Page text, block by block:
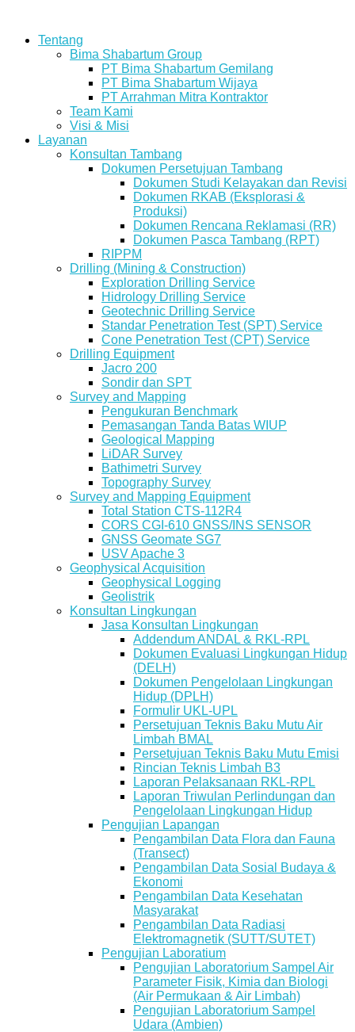
Tentang
Bima Shabartum Group
PT Bima Shabartum Gemilang
PT Bima Shabartum Wijaya
PT Arrahman Mitra Kontraktor
Team Kami
Visi & Misi
Layanan
Konsultan Tambang
Dokumen Persetujuan Tambang
Dokumen Studi Kelayakan dan Revisi
Dokumen RKAB (Eksplorasi &
Produksi)
Dokumen Rencana Reklamasi (RR)
Dokumen Pasca Tambang (RPT)
RIPPM
Drilling (Mining & Construction)
Exploration Drilling Service
Hidrology Drilling Service
Geotechnic Drilling Service
Standar Penetration Test (SPT) Service
Cone Penetration Test (CPT) Service
Drilling Equipment
Jacro 200
Sondir dan SPT
Survey and Mapping
Pengukuran Benchmark
Pemasangan Tanda Batas WIUP
Geological Mapping
LiDAR Survey
Bathimetri Survey
Topography Survey
Survey and Mapping Equipment
Total Station CTS-112R4
CORS CGI-610 GNSS/INS SENSOR
GNSS Geomate SG7
USV Apache 3
Geophysical Acquisition
Geophysical Logging
Geolistrik
Konsultan Lingkungan
Jasa Konsultan Lingkungan
Addendum ANDAL & RKL-RPL
Dokumen Evaluasi Lingkungan Hidup
(DELH)
Dokumen Pengelolaan Lingkungan
Hidup (DPLH)
Formulir UKL-UPL
Persetujuan Teknis Baku Mutu Air
Limbah BMAL
Persetujuan Teknis Baku Mutu Emisi
Rincian Teknis Limbah B3
Laporan Pelaksanaan RKL-RPL
Laporan Triwulan Perlindungan dan
Pengelolaan Lingkungan Hidup
Pengujian Lapangan
Pengambilan Data Flora dan Fauna
(Transect)
Pengambilan Data Sosial Budaya &
Ekonomi
Pengambilan Data Kesehatan
Masyarakat
Pengambilan Data Radiasi
Elektromagnetik (SUTT/SUTET)
Pengujian Laboratium
Pengujian Laboratorium Sampel Air
Parameter Fisik, Kimia dan Biologi
(Air Permukaan & Air Limbah)
Pengujian Laboratorium Sampel
Udara (Ambien)